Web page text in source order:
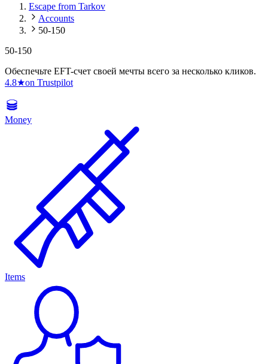
Escape from Tarkov
Accounts
50-150
50-150
Обеспечьте EFT-счет своей мечты всего за несколько кликов.
4.8★on Trustpilot
Money
Items